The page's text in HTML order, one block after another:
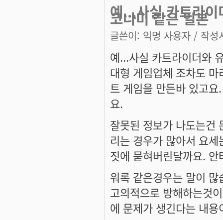
예...사실 카트라
코나미 같은 일본
글쓴이: 익명 사용자 / 작성
예...사실 카트라이더와
대형 게임업체 조차도
트 게임을 만든바 있고
요.
잘못된 정보가 나도는건
리는 경우가 많아서 요
짓에 묻혀버린달까요.
워록 같은경우는 말이
고의적으로 방해하는것
에 문제가 생긴다는 내